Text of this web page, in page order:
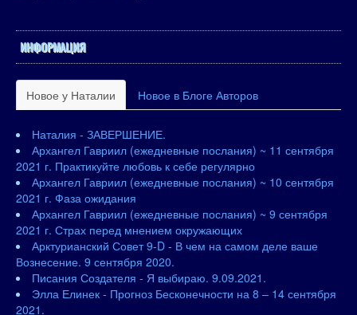
ИНФОРМАЦИЯ
Новое у Наталии Новое в Блоге Авторов
Наталия - ЗАВЕРШЕНИЕ.
Архангел Гавриил (ежедневные послания) ~ 11 сентября
2021 г. Практикуйте любовь к себе регулярно
Архангел Гавриил (ежедневные послания) ~ 10 сентября
2021 г. Фаза ожидания
Архангел Гавриил (ежедневные послания) ~ 9 сентября
2021 г. Страх перед мнением окружающих
Арктурианский Совет 9-D - В чем на самом деле ваше
Вознесение. 9 сентября 2020.
Писания Создателя - Я выбираю. 9.09.2021.
Элла Елинек - Прогноз Бесконечности на 8 – 14 сентября
2021.